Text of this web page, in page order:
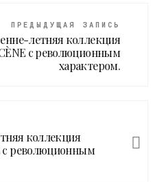
ПРЕДЫДУЩАЯ ЗАПИСЬ
летняя коллекция
с революционным
характером.
коллекция
с революционным